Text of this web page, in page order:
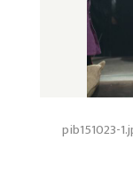
pib151023-